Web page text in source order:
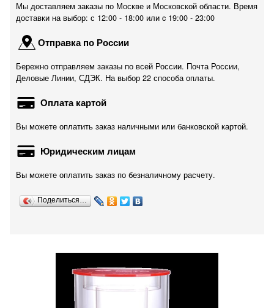
Мы доставляем заказы по Москве и Московской области. Время
доставки на выбор: с 12:00 - 18:00 или c 19:00 - 23:00
Отправка по России
Бережно отправляем заказы по всей России. Почта России,
Деловые Линии, СДЭК. На выбор 22 способа оплаты.
Оплата картой
Вы можете оплатить заказ наличными или банковской картой.
Юридическим лицам
Вы можете оплатить заказ по безналичному расчету.
Поделиться…